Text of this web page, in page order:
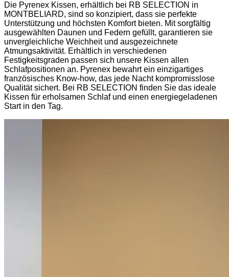
Die Pyrenex Kissen, erhältlich bei RB SELECTION in
MONTBELIARD, sind so konzipiert, dass sie perfekte
Unterstützung und höchsten Komfort bieten. Mit sorgfältig
ausgewählten Daunen und Federn gefüllt, garantieren sie
unvergleichliche Weichheit und ausgezeichnete
Atmungsaktivität. Erhältlich in verschiedenen
Festigkeitsgraden passen sich unsere Kissen allen
Schlafpositionen an. Pyrenex bewahrt ein einzigartiges
französisches Know-how, das jede Nacht kompromisslose
Qualität sichert. Bei RB SELECTION finden Sie das ideale
Kissen für erholsamen Schlaf und einen energiegeladenen
Start in den Tag.